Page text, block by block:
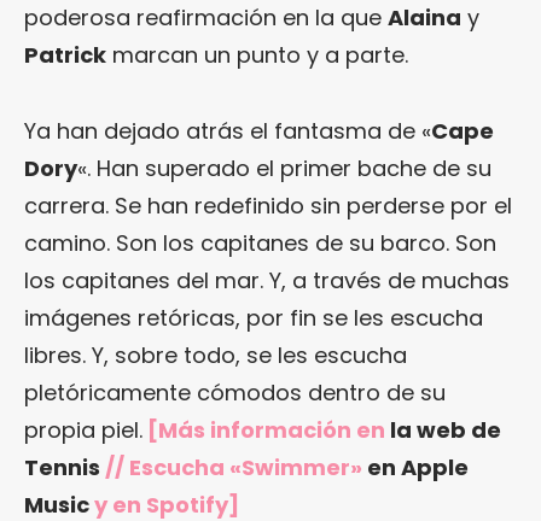
poderosa reafirmación en la que Alaina y
Patrick marcan un punto y a parte.
Ya han dejado atrás el fantasma de «Cape
Dory«. Han superado el primer bache de su
carrera. Se han redefinido sin perderse por el
camino. Son los capitanes de su barco. Son
los capitanes del mar. Y, a través de muchas
imágenes retóricas, por fin se les escucha
libres. Y, sobre todo, se les escucha
pletóricamente cómodos dentro de su
propia piel. [Más información en la web de
Tennis // Escucha «Swimmer» en Apple
Musicy en Spotify]